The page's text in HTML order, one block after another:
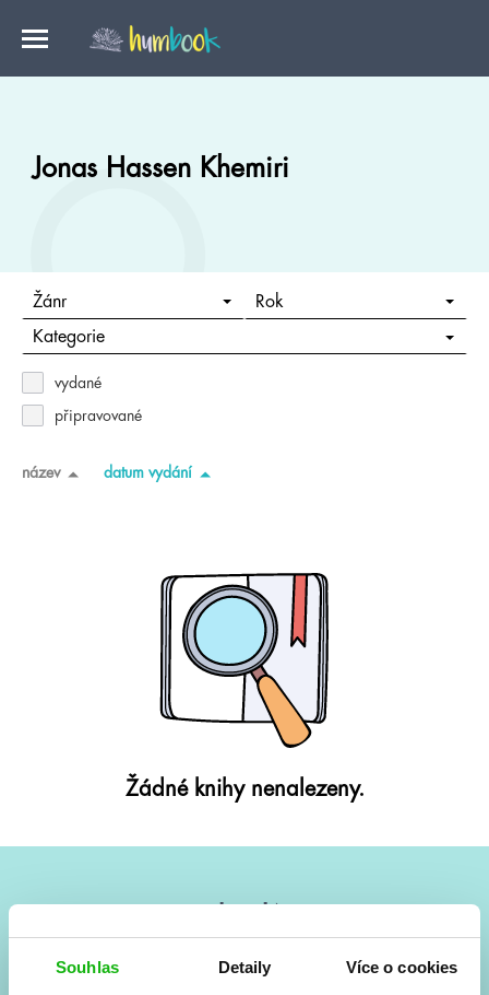
Souhlas Detaily Více o cookies
Jonas Hassen Khemiri
Žánr Rok
Kategorie
vydané
připravované
název datum vydání
Žádné knihy nenalezeny.
Vše kolem #youngadult každý měsíc rovnou do mailu!